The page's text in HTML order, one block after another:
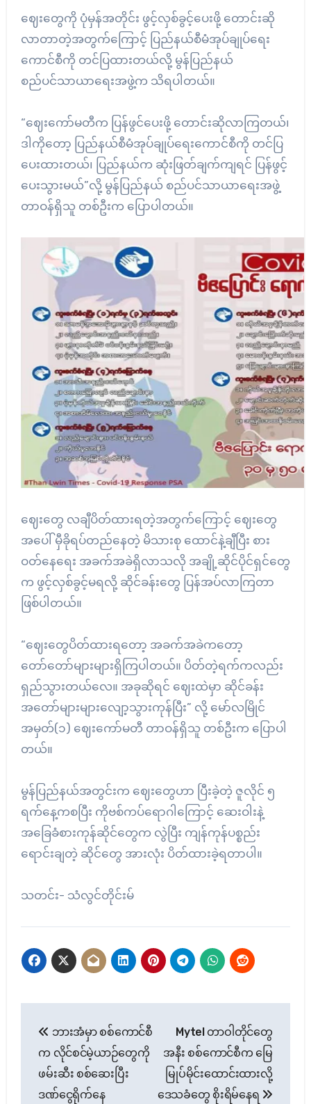
ဈေးတွေကို ပုံမှန်အတိုင်း ဖွင့်လှစ်ခွင့်ပေးဖို့ တောင်းဆို
လာတာတဲ့အတွက်ကြောင့် ပြည်နယ်စီမံအုပ်ချုပ်ရေး
ကောင်စီကို တင်ပြထားတယ်လို့ မွန်ပြည်နယ်
စည်ပင်သာယာရေးအဖွဲ့က သိရပါတယ်။
“ဈေးကော်မတီက ပြန်ဖွင်ပေးဖို့ တောင်းဆိုလာကြတယ်၊
ဒါကိုတော့ ပြည်နယ်စီမံအုပ်ချုပ်ရေးကောင်စီကို တင်ပြ
ပေးထားတယ်၊ ပြည်နယ်က ဆုံးဖြတ်ချက်ကျရင် ပြန်ဖွင့်
ပေးသွားမယ်”လို့ မွန်ပြည်နယ် စည်ပင်သာယာရေးအဖွဲ့
တာဝန်ရှိသူ တစ်ဦးက ပြောပါတယ်။
ဈေးတွေ လချီပိတ်ထားရတဲ့အတွက်ကြောင့် ဈေးတွေ
အပေါ် မှီခိုရပ်တည်နေတဲ့ မိသားစု ထောင်နဲ့ချီပြီး စား
ဝတ်နေရေး အခက်အခဲရှိလာသလို အချို့ဆိုင်ပိုင်ရှင်တွေ
က ဖွင့်လှစ်ခွင့်မရလို့ ဆိုင်ခန်းတွေ ပြန်အပ်လာကြတာ
ဖြစ်ပါတယ်။
“ဈေးတွေပိတ်ထားရတော့ အခက်အခဲကတော့
တော်တော်များများရှိကြပါတယ်။ ပိတ်တဲ့ရက်ကလည်း
ရှည်သွားတယ်လေ။ အခုဆိုရင် ဈေးထဲမှာ ဆိုင်ခန်း
အတော်များများလျော့သွားကုန်ပြီး” လို့ မော်လမြိုင်
အမှတ်(၁) ဈေးကော်မတီ တာဝန်ရှိသူ တစ်ဦးက ပြောပါ
တယ်။
မွန်ပြည်နယ်အတွင်းက ဈေးတွေဟာ ပြီးခဲ့တဲ့ ဇူလိုင် ၅
ရက်နေ့ကစပြီး ကိုဗစ်ကပ်ရောဂါကြောင့် ဆေးဝါးနဲ့
အခြေခံစားကုန်ဆိုင်တွေက လွဲပြီး ကျန်ကုန်ပစ္စည်း
ရောင်းချတဲ့ ဆိုင်တွေ အားလုံး ပိတ်ထားခဲ့ရတာပါ။
သတင်း- သံလွင်တိုင်းမ်
navigation
ဘားအံမှာ စစ်ကောင်စီ
က လိုင်စင်မဲ့ယာဉ်တွေကို
ဖမ်းဆီး စစ်ဆေးပြီး
ဒဏ်ငွေရိုက်နေ
Mytel တာဝါတိုင်တွေ
အနီး စစ်ကောင်စီက မြေ
မြုပ်မိုင်းထောင်းထားလို့
ဒေသခံတွေ စိုးရိမ်နေရ